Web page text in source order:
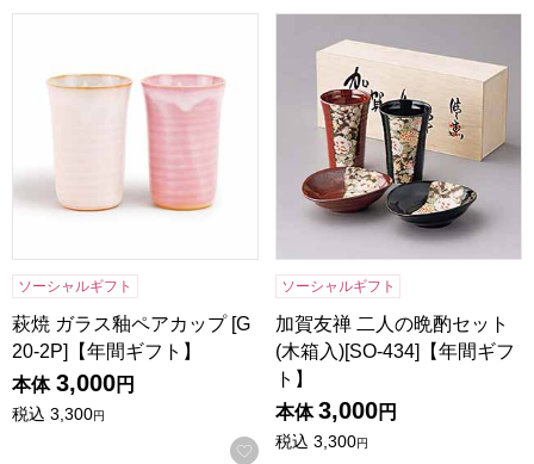
ソーシャルギフト
萩焼 ガラス釉ペアカップ [G
20-2P]【年間ギフト】
本体 3,000円
税込 3,300円
お気に入りに登録する
ソーシャルギフト
加賀友禅 二人の晩酌セット
(木箱入)[SO-434]【年間ギフ
ト】
本体 3,000円
税込 3,300円